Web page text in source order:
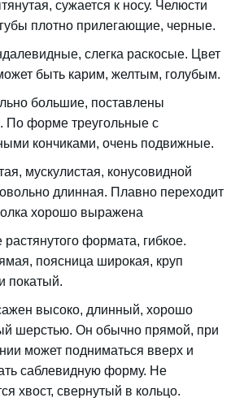
сужается к носу. Челюсти
плотно прилегающие, черные.
слегка раскосые. Цвет
быть карим, желтым, голубым.
большие, поставлены
По форме треугольные с
кончиками, очень подвижные.
мускулистая, конусовидной
длинная. Плавно переходит
хорошо выражена
формата, гибкое.
поясница широкая, круп
покатый.
высоко, длинный, хорошо
шерстью. Он обычно прямой, при
может подниматься вверх и
саблевидную форму. Не
хвост, свернутый в кольцо.